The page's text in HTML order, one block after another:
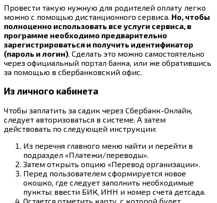
Провести такую нужную для родителей оплату легко
можно с помощью дистанционного сервиса. Но, чтобы
полноценно использовать все услуги сервиса, в
программе необходимо предварительно
зарегистрироваться и получить идентификатор
(пароль и логин) . Сделать это можно самостоятельно
через официальный портал банка, или же обратившись
за помощью в сбербанковский офис.
Из личного кабинета
Чтобы заплатить за садик через Сбербанк-Онлайн,
следует авторизоваться в системе. А затем
действовать по следующей инструкции:
Из перечня главного меню найти и перейти в
подраздел «Платежи/переводы».
Затем открыть опцию «Перевод организации».
Перед пользователем сформируется новое
окошко, где следует заполнить необходимые
пункты: ввести БИК, ИНН и номер счета детсада.
Остается отметить карту, с которой будет